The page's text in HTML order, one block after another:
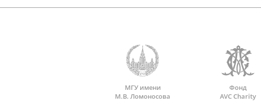
МГУ имени
М.В. Ломоносова
Фонд
AVC Charity